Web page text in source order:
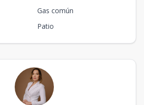
Gas común
Patio